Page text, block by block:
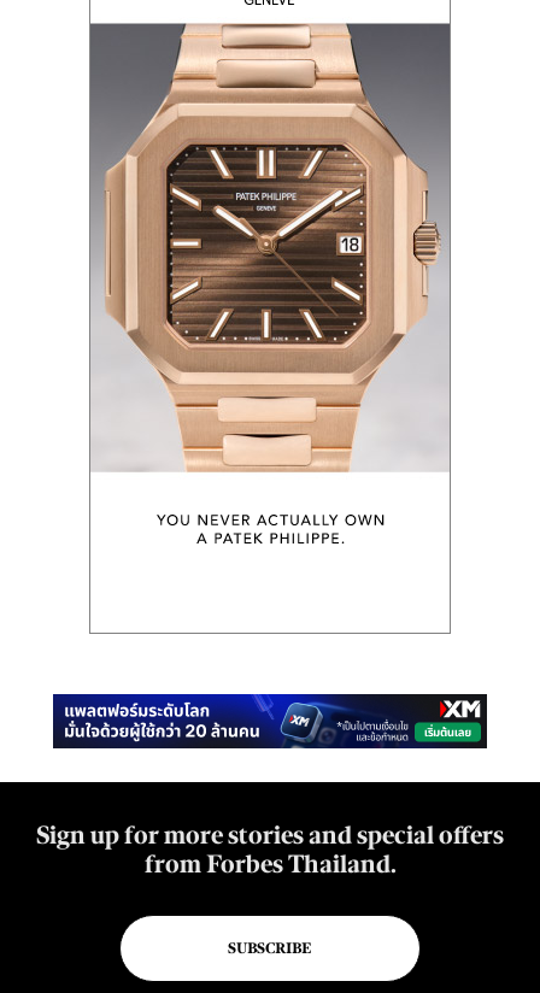
Sign up for more stories and special offers
from Forbes Thailand.
SUBSCRIBE